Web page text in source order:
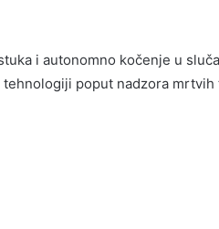
i autonomno kočenje u
poput nadzora mrtvih